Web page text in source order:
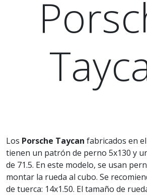
Los Porsche Taycan fabricados en
tienen un patrón de perno 5x130 y
de 71.5. En este modelo, se usan
montar la rueda al cubo. Se
de tuerca: 14x1.50. El tamaño de